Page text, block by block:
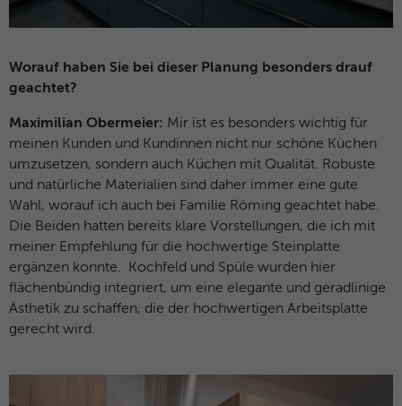
Worauf haben Sie bei dieser Planung besonders drauf
geachtet?
Maximilian Obermeier: Mir ist es besonders wichtig für
meinen Kunden und Kundinnen nicht nur schöne Küchen
umzusetzen, sondern auch Küchen mit Qualität. Robuste
und natürliche Materialien sind daher immer eine gute
Wahl, worauf ich auch bei Familie Röming geachtet habe.
Die Beiden hatten bereits klare Vorstellungen, die ich mit
meiner Empfehlung für die hochwertige Steinplatte
ergänzen konnte. Kochfeld und Spüle wurden hier
flächenbündig integriert, um eine elegante und geradlinige
Ästhetik zu schaffen, die der hochwertigen Arbeitsplatte
gerecht wird.